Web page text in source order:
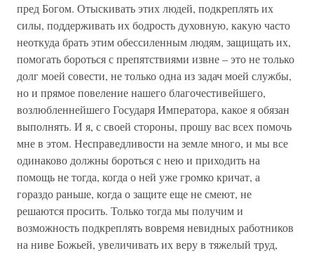
пред Богом. Отыскивать этих людей, подкреплять их
силы, поддерживать их бодрость духовную, какую часто
неоткуда брать этим обессиленным людям, защищать их,
помогать бороться с препятствиями извне – это не только
долг моей совести, не только одна из задач моей службы,
но и прямое повеление нашего благочестивейшего,
возлюбленнейшего Государя Императора, какое я обязан
выполнять. И я, с своей стороны, прошу вас всех помочь
мне в этом. Несправедливости на земле много, и мы все
одинаково должны бороться с нею и приходить на
помощь не тогда, когда о ней уже громко кричат, а
гораздо раньше, когда о защите еще не смеют, не
решаются просить. Только тогда мы получим и
возможность подкреплять вовремя невидных работников
на ниве Божьей, увеличивать их веру в тяжелый труд,